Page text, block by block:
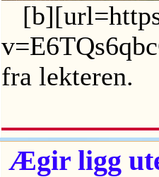
fra lekteren.
Ægir ligg